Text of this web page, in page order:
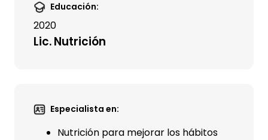
Educación:
2020
Lic. Nutrición
Especialista en:
Nutrición para mejorar los hábitos